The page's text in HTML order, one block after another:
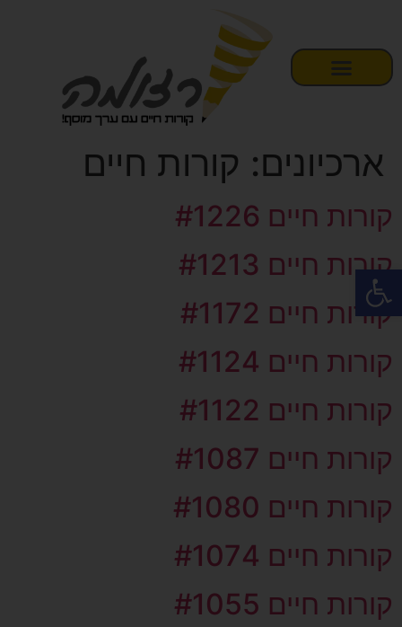
פתח סרגל נגישות
ארכיונים: קורות חיים
קורות חיים #1226
קורות חיים #1213
קורות חיים #1172
קורות חיים #1124
קורות חיים #1122
קורות חיים #1087
קורות חיים #1080
קורות חיים #1074
קורות חיים #1055